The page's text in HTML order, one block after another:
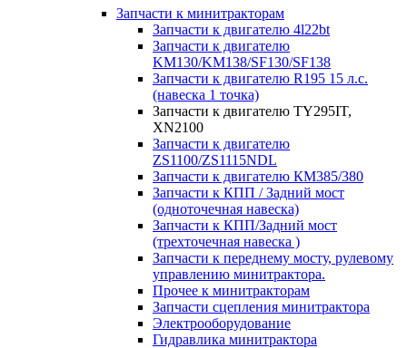
Запчасти к минитракторам
Запчасти к двигателю 4l22bt
Запчасти к двигателю
KM130/KM138/SF130/SF138
Запчасти к двигателю R195 15 л.с.
(навеска 1 точка)
Запчасти к двигателю TY295IT,
XN2100
Запчасти к двигателю
ZS1100/ZS1115NDL
Запчасти к двигателю КМ385/380
Запчасти к КПП / Задний мост
(одноточечная навеска)
Запчасти к КПП/Задний мост
(трехточечная навеска )
Запчасти к переднему мосту, рулевому
управлению минитрактора.
Прочее к минитракторам
Запчасти сцепления минитрактора
Электрооборудование
Гидравлика минитрактора